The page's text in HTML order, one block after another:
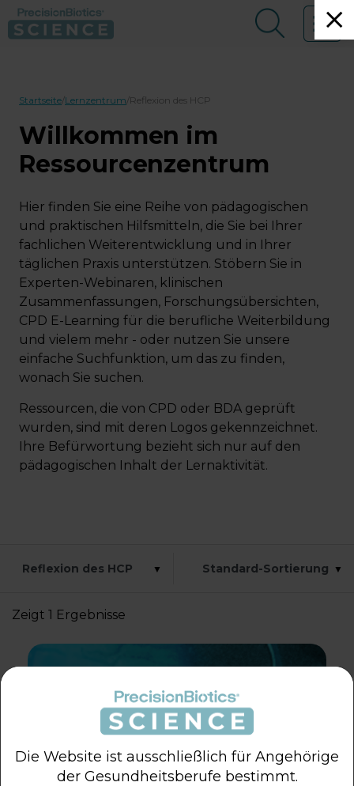
Menü
Ressourcen zentrum
Kontakt
Buchen Sie ein Expertengespräch
Registrierung
Startseite Lernzentrum Reflexion des HCP
Willkommen im
Ressourcenzentrum
Hier finden Sie eine Reihe von pädagogischen
und praktischen Hilfsmitteln, die Sie bei Ihrer
fachlichen Weiterentwicklung und in Ihrer
täglichen Praxis unterstützen. Stöbern Sie in
Experten-Webinaren, klinischen
Zusammenfassungen, Forschungsübersichten,
CPD E-Learning für die berufliche Weiterbildung
und vielem mehr - oder nutzen Sie unsere
einfache Suchfunktion, um das zu finden,
wonach Sie suchen.
Ressourcen, die von CPD oder BDA geprüft
wurden, sind mit deren Logos gekennzeichnet.
Ihre Befürwortung bezieht sich nur auf den
pädagogischen Inhalt der Lernaktivität.
Zeigt 1 Ergebnisse
unterstützenden
Interventionen im
Darmmanagement Tatenda
Maruna ACP RN, Leitende
Biofeedback-Therapeutin,
Die Website ist ausschließlich für Angehörige
der Gesundheitsberufe bestimmt.